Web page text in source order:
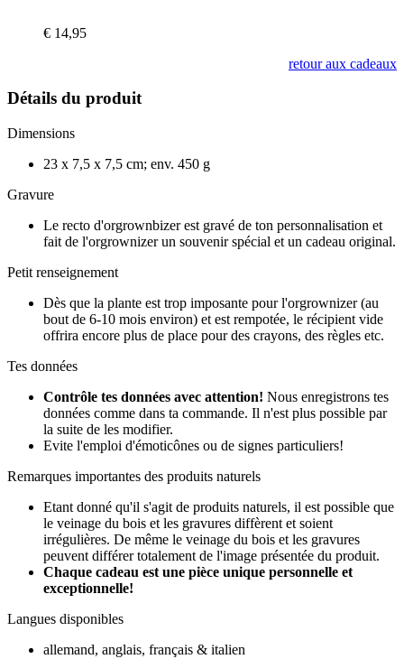
€ 14,95
retour aux cadeaux
Détails du produit
Dimensions
23 x 7,5 x 7,5 cm; env. 450 g
Gravure
Le recto d'orgrownbizer est gravé de ton personnalisation et
fait de l'orgrownizer un souvenir spécial et un cadeau original.
Petit renseignement
Dès que la plante est trop imposante pour l'orgrownizer (au
bout de 6-10 mois environ) et est rempotée, le récipient vide
offrira encore plus de place pour des crayons, des règles etc.
Tes données
Contrôle tes données avec attention! Nous enregistrons tes
données comme dans ta commande. Il n'est plus possible par
la suite de les modifier.
Evite l'emploi d'émoticônes ou de signes particuliers!
Remarques importantes des produits naturels
Etant donné qu'il s'agit de produits naturels, il est possible que
le veinage du bois et les gravures diffèrent et soient
irrégulières. De même le veinage du bois et les gravures
peuvent différer totalement de l'image présentée du produit.
Chaque cadeau est une pièce unique personnelle et
exceptionnelle!
Langues disponibles
allemand, anglais, français & italien